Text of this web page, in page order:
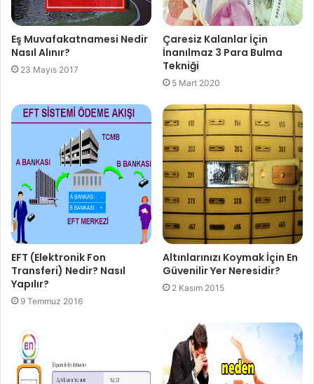
Eş Muvafakatnamesi Nedir
Nasıl Alınır?
23 Mayıs 2017
Çaresiz Kalanlar İçin
İnanılmaz 3 Para Bulma
Tekniği
5 Mart 2020
EFT (Elektronik Fon
Transferi) Nedir? Nasıl
Yapılır?
9 Temmuz 2016
Altınlarınızı Koymak İçin En
Güvenilir Yer Neresidir?
2 Kasım 2015